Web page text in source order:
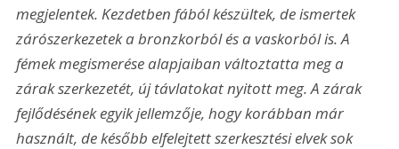
megjelentek. Kezdetben fából készültek, de ismertek
zárószerkezetek a bronzkorból és a vaskorból is. A
fémek megismerése alapjaiban változtatta meg a
zárak szerkezetét, új távlatokat nyitott meg. A zárak
fejlődésének egyik jellemzője, hogy korábban már
használt, de később elfelejtett szerkesztési elvek sok